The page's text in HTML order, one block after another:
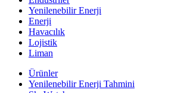
Yenilenebilir Enerji
Enerji
Havacılık
Lojistik
Liman
Ürünler
Yenilenebilir Enerji Tahmini